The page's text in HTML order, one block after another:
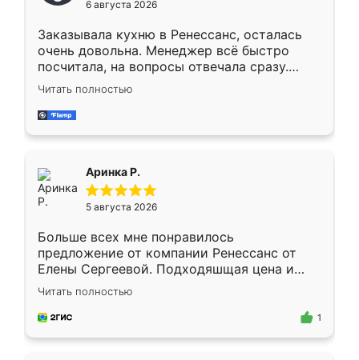
мебели буду заказывать только здесь.
6 августа 2026
Заказывала кухню в Ренессанс, осталась
очень довольна. Менеджер всё быстро
посчитала, на вопросы отвечала сразу.
Замерщик приехал в субботу, подошёл к
делу со всей ответственностью. Собрали
за день, ребята работали аккуратно, даже
Читать полностью
Аринка Р.
5 августа 2026
Больше всех мне понравилось
предложение от компании Ренессанс от
Елены Сергеевой. Подходяшщая цена и
короткие сроки изготовления. Приехавший
для замера сотрудник Владислав
предложил по моему эскизу самый
Читать полностью
1